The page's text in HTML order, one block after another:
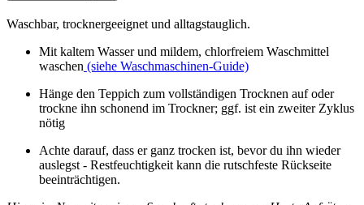
Waschbar, trocknergeeignet und alltagstauglich.
Mit kaltem Wasser und mildem, chlorfreiem Waschmittel
waschen (siehe Waschmaschinen-Guide)
Hänge den Teppich zum vollständigen Trocknen auf oder
trockne ihn schonend im Trockner; ggf. ist ein zweiter Zyklus
nötig
Achte darauf, dass er ganz trocken ist, bevor du ihn wieder
auslegst - Restfeuchtigkeit kann die rutschfeste Rückseite
beeinträchtigen.